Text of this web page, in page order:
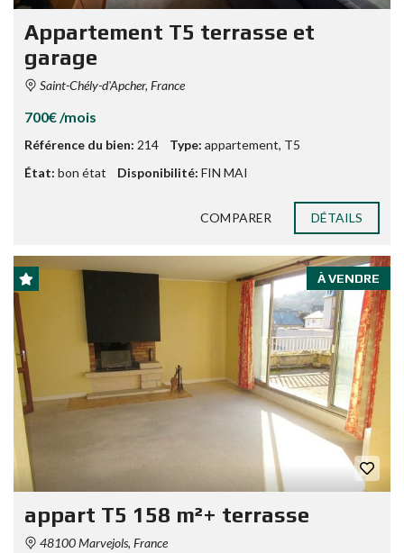
Appartement T5 terrasse et
garage
Saint-Chély-d'Apcher, France
700€ /mois
Référence du bien: 214 Type: appartement, T5
État: bon état Disponibilité: FIN MAI
COMPARER DÉTAILS
À VENDRE
appart T5 158 m²+ terrasse
48100 Marvejols, France